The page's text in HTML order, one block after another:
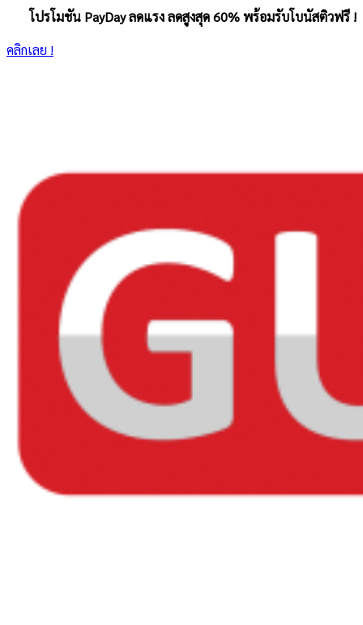
โปรโมชัน PayDay ลดแรง ลดสูงสุด 60% พร้อมรับโบนัสติวฟรี !
คลิกเลย !